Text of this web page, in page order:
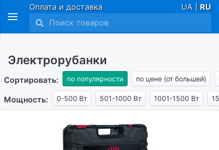
Оплата и доставка UA | RU
Электрорубанки
Сортировать: по популярности по цене (от большей)
Мощность: 0-500 Вт 501-1000 Вт 1001-1500 Вт